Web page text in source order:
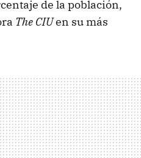
de la población,
The CIUen su más